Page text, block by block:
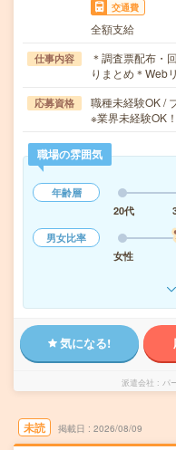
交通費
全額支給
仕事内容
＊調査票配布・
りまとめ＊Web
応募資格
職種未経験OK /
※業界未経験OK！
職場の雰囲気
年齢層
20代
男女比率
女性
気になる!
派遣会社 パ
未読 掲載日 2026/08/09